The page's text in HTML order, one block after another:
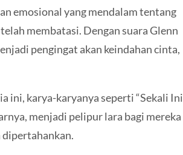
emosional yang mendalam tentang
membatasi. Dengan suara Glenn
pengingat akan keindahan cinta,
ini, karya-karyanya seperti “Sekali Ini
menjadi pelipur lara bagi mereka
dipertahankan.